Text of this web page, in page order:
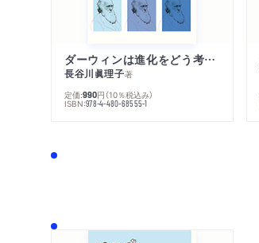
ダーウィンは進化をどう考えたのか
長谷川眞理子著
定価:990円 （10％税込み）
ISBN:978-4-480-68555-1